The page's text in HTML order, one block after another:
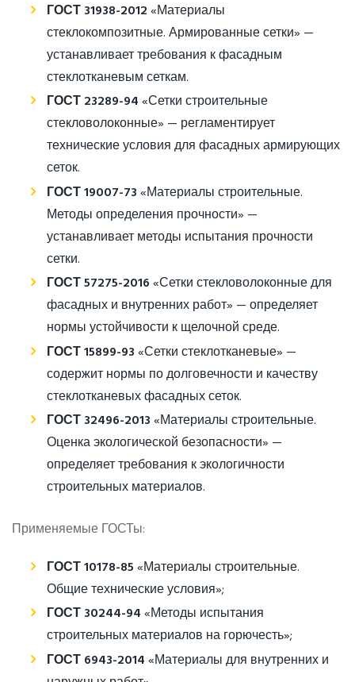
ГОСТ 31938-2012«Материалы
стеклокомпозитные. Армированные сетки» —
устанавливает требования к фасадным
стеклотканевым сеткам.
ГОСТ 23289-94«Сетки строительные
стекловолоконные» — регламентирует
технические условия для фасадных армирующих
сеток.
ГОСТ 19007-73«Материалы строительные.
Методы определения прочности» —
устанавливает методы испытания прочности
сетки.
ГОСТ 57275-2016«Сетки стекловолоконные для
фасадных и внутренних работ» — определяет
нормы устойчивости к щелочной среде.
ГОСТ 15899-93«Сетки стеклотканевые» —
содержит нормы по долговечности и качеству
стеклотканевых фасадных сеток.
ГОСТ 32496-2013«Материалы строительные.
Оценка экологической безопасности» —
определяет требования к экологичности
строительных материалов.
Применяемые ГОСТы:
ГОСТ 10178-85«Материалы строительные.
Общие технические условия»;
ГОСТ 30244-94«Методы испытания
строительных материалов на горючесть»;
ГОСТ 6943-2014«Материалы для внутренних и